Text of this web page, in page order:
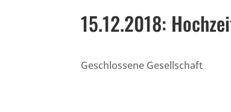
15.12.2018:
Geschlossene Gesellschaft